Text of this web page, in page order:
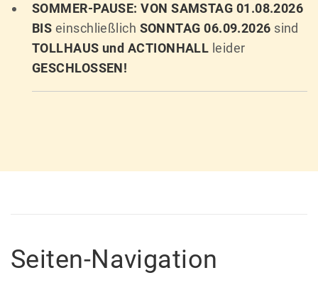
SOMMER-PAUSE: VON SAMSTAG 01.08.2026
BIS einschließlich SONNTAG 06.09.2026 sind
TOLLHAUS und ACTIONHALL leider
GESCHLOSSEN!
Seiten-Navigation